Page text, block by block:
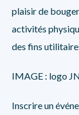
plaisir de
activités
des fins
IMAGE : logo
Inscrire un